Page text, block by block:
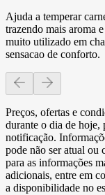
Ajuda a temperar
trazendo mais aroma
muito utilizado em
sensacao de conforto.
Preços, ofertas e
durante o dia de hoje,
notificação.
pode não ser atual ou
para as informações
adicionais, entre em
a disponibilidade no